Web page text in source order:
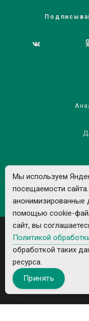
Правила
Политика
Все рекламируемые
Мы используем
посещаемости
анонимизированные
помощью cookie-
сайт, вы
Политикой
обработкой таких
ресурса.
Принять